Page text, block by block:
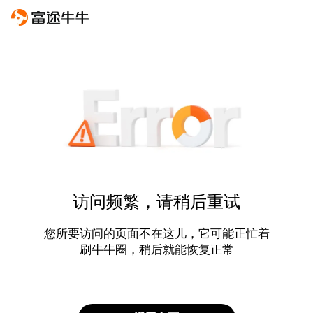
访问频繁，请稍后重试
您所要访问的页面不在这儿，它可能正忙着
刷牛牛圈，稍后就能恢复正常